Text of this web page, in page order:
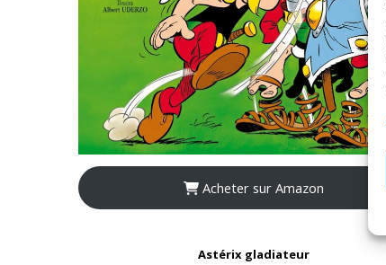
Acheter sur Amazon
Astérix gladiateur